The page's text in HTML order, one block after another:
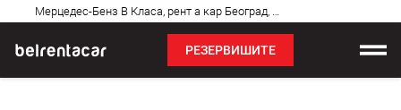
Мерцедес-Бенз В Класа, рент а кар Београд, изнајмљивање аута: Бел✓
питања
РЕЗЕРВИШИТЕ